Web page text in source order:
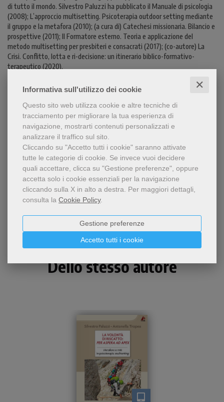
Informativa sull'utilizzo dei cookie ✕
Questo sito web utilizza cookie e altre tecniche di
tracciamento per migliorare la tua esperienza di
navigazione, mostrarti contenuti personalizzati e
analizzare il traffico sul sito.
Cliccando su "Accetto tutti i cookie" saranno attivate
tutte le categorie di cookie. Se invece vuoi decidere
quali accettare, clicca su "Gestione preferenze", oppure
accetta solo i cookie essenziali per la navigazione
cliccando sulla X in alto a destra. Per maggiori dettagli,
consulta la Cookie Policy.
Accetto tutti i cookie
Gestione preferenze
di tutto il mondo. Silvestro Paluzzi ha pubblicato il Manuale di psicologia
(2008); L’approccio multisetting. Psicoterapia outdoor setting mediante
il gruppo e la metafora (2010); (a cura di) Catechesi missionaria. Bilancio e
prospettive (2011); Il Formatore esterno. Teoria e applicazione del
metodo multisetting per presbiteri e consacrati (2017); (co-autore) La
Crisi. Conflitto, lotta e ri-decisione: un itinerario biblico-formativo-
terapeutico (2020).
SFOGLIALIBRO
CONTENUTI
Condividi
Dello stesso autore